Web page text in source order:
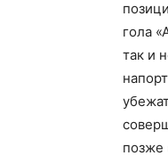
гола
так и
позже